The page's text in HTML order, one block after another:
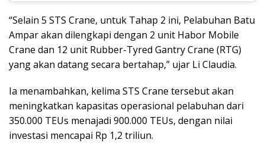
“Selain 5 STS Crane, untuk Tahap 2 ini, Pelabuhan Batu
Ampar akan dilengkapi dengan 2 unit Habor Mobile
Crane dan 12 unit Rubber-Tyred Gantry Crane (RTG)
yang akan datang secara bertahap,” ujar Li Claudia.
Ia menambahkan, kelima STS Crane tersebut akan
meningkatkan kapasitas operasional pelabuhan dari
350.000 TEUs menajadi 900.000 TEUs, dengan nilai
investasi mencapai Rp 1,2 triliun.